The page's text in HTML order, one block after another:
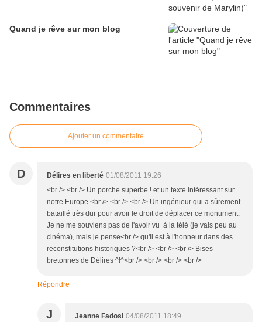
Quand je rêve sur mon blog
Commentaires
Ajouter un commentaire
D Délires en liberté 01/08/2011 19:26
<br /> <br /> Un porche superbe ! et un texte intéressant sur
notre Europe.<br /> <br /> <br /> Un ingénieur qui a sûrement
bataillé très dur pour avoir le droit de déplacer ce monument.
Je ne me souviens pas de l'avoir vu à la télé (je vais peu au
cinéma), mais je pense<br /> qu'il est à l'honneur dans des
reconstitutions historiques ?<br /> <br /> <br /> Bises
bretonnes de Délires ^!^<br /> <br /> <br /> <br />
Répondre
J Jeanne Fadosi 04/08/2011 18:49